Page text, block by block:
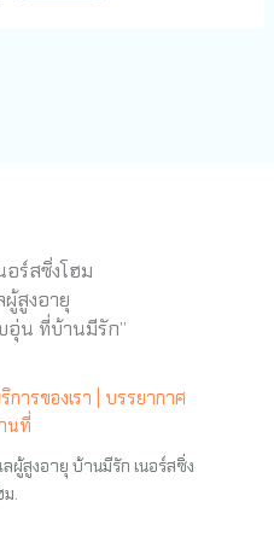
อร์สซิ่งโฮม
สูงอายุ
อุ่น ที่บ้านมีรัก”
การของเรา | บรรยากาศ
นที่
สูงอายุ บ้านมีรัก เนอร์สซิ่ง
ม.